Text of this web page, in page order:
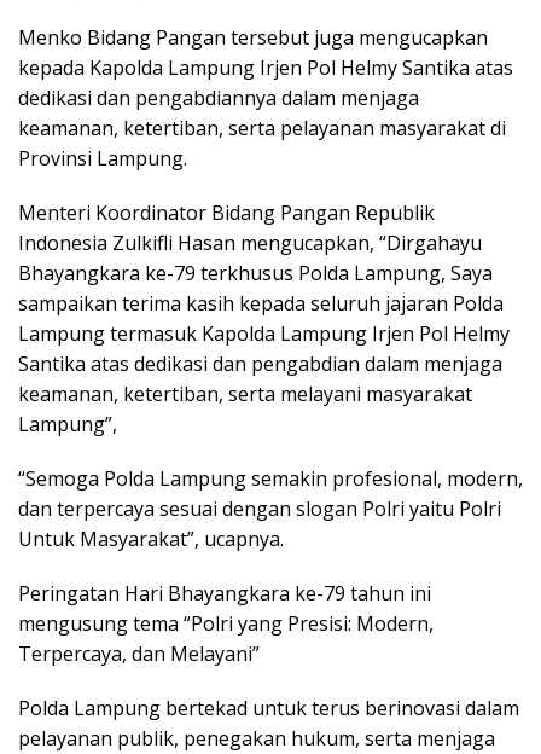
Menko Bidang Pangan tersebut juga mengucapkan
kepada Kapolda Lampung Irjen Pol Helmy Santika atas
dedikasi dan pengabdiannya dalam menjaga
keamanan, ketertiban, serta pelayanan masyarakat di
Provinsi Lampung.
Menteri Koordinator Bidang Pangan Republik
Indonesia Zulkifli Hasan mengucapkan, “Dirgahayu
Bhayangkara ke-79 terkhusus Polda Lampung, Saya
sampaikan terima kasih kepada seluruh jajaran Polda
Lampung termasuk Kapolda Lampung Irjen Pol Helmy
Santika atas dedikasi dan pengabdian dalam menjaga
keamanan, ketertiban, serta melayani masyarakat
Lampung”,
“Semoga Polda Lampung semakin profesional, modern,
dan terpercaya sesuai dengan slogan Polri yaitu Polri
Untuk Masyarakat”, ucapnya.
Peringatan Hari Bhayangkara ke-79 tahun ini
mengusung tema “Polri yang Presisi: Modern,
Terpercaya, dan Melayani”
Polda Lampung bertekad untuk terus berinovasi dalam
pelayanan publik, penegakan hukum, serta menjaga